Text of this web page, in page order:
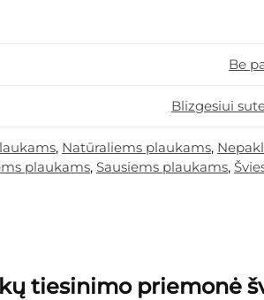
Be
Blizgesiui
, Natūraliems plaukams,
plaukams, Sausiems plaukams,
tiesinimo priemonė